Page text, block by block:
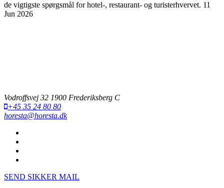
de vigtigste spørgsmål for hotel-, restaurant- og turisterhvervet. 11
Jun 2026
Vodroffsvej 32 1900 Frederiksberg C
+45 35 24 80 80
horesta@horesta.dk
SEND SIKKER MAIL